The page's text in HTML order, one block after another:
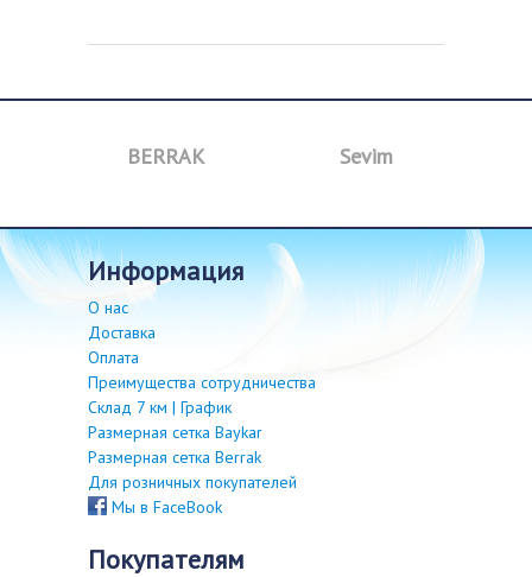
BERRAK Sevim
информация
О нас
Доставка
Оплата
Преимущества сотрудничества
Склад 7 км | График
Размерная сетка Baykar
Размерная сетка Berrak
Для розничных покупателей
Мы в FaceBook
покупателям